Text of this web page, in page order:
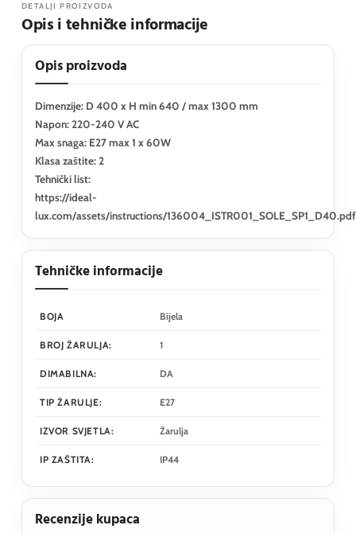
DETALJI PROIZVODA
Opis i tehničke informacije
Opis proizvoda
Dimenzije: D 400 x H min 640 / max 1300 mm
Napon: 220-240 V AC
Max snaga: E27 max 1 x 60W
Klasa zaštite: 2
Tehnički list:
https://ideal-
lux.com/assets/instructions/136004_ISTR001_SOLE_SP1_D40.pdf
Tehničke informacije
BOJA Bijela
BROJ ŽARULJA: 1
DIMABILNA: DA
TIP ŽARULJE: E27
IZVOR SVJETLA: Žarulja
IP ZAŠTITA: IP44
Recenzije kupaca